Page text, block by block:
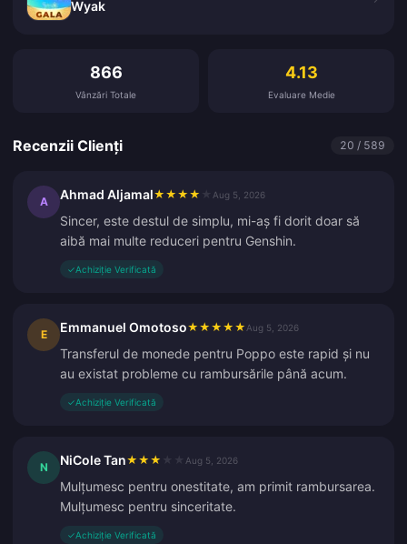
Wyak
866
Vânzări Totale
4.13
Evaluare Medie
Recenzii Clienți 20 / 589
A Ahmad Aljamal★ ★ ★ ★ Aug 5, 2026
Sincer, este destul de simplu, mi-aș fi dorit doar să
aibă mai multe reduceri pentru Genshin.
✓Achiziție Verificată
E Emmanuel Omotoso★ ★ ★ ★ ★ Aug 5, 2026
Transferul de monede pentru Poppo este rapid și nu
au existat probleme cu rambursările până acum.
✓Achiziție Verificată
N NiCole Tan★ ★ ★ Aug 5, 2026
Mulțumesc pentru onestitate, am primit rambursarea.
Mulțumesc pentru sinceritate.
✓Achiziție Verificată